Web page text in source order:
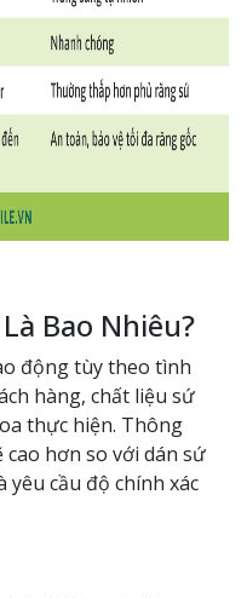
Bao Nhiêu?
động tùy theo tình
hàng, chất liệu sứ
thực hiện. Thông
hơn so với dán sứ
cầu độ chính xác